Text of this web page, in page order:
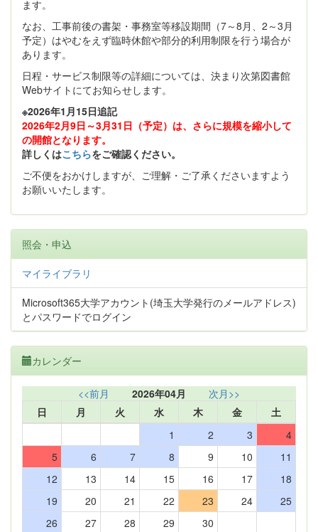
ます。
なお、工事前後の書架・事務室等移設期間（7～8月、2～3月
予定）はやむをえず臨時休館や部分的利用制限を行う場合が
あります。
日程・サービス制限等の詳細については、決まり次第図書館
Webサイトにてお知らせします。
※2026年1月15日追記
2026年2月9日～3月31日（予定）は、さらに規模を縮小して
の開館となります。
詳しくはこちらをご確認ください。
ご不便をおかけしますが、ご理解・ご了承くださいますよう
お願いいたします。
照会・申込
マイライブラリ
Microsoft365大学アカウント(埼玉大学発行のメールアドレス)
とパスワードでログイン
カレンダー
<<前月 2026年04月
次月>>
日
月 火 水 木 金
土
1
2 3
4
5
6 7 8 9 10
11
12
13 14 15 16 17
18
19
20 21 22 23 24
25
26
27 28 29 30